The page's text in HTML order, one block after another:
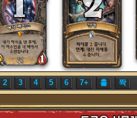
2 3 4 5 6 7+ 홀 짝